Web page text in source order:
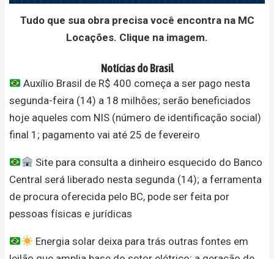
Tudo que sua obra precisa você encontra na MC
Locações. Clique na imagem.
Notícias do Brasil
Auxílio Brasil de R$ 400 começa a ser pago nesta
segunda-feira (14) a 18 milhões; serão beneficiados
hoje aqueles com NIS (número de identificação social)
final 1; pagamento vai até 25 de fevereiro
Site para consulta a dinheiro esquecido do Banco
Central será liberado nesta segunda (14); a ferramenta
de procura oferecida pelo BC, pode ser feita por
pessoas físicas e jurídicas
Energia solar deixa para trás outras fontes em